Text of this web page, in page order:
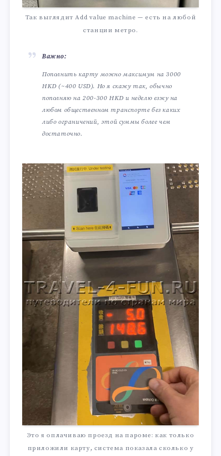
Так выглядит Add value machine — есть на любой
станции метро.
Важно:
Пополнить карту можно максимум на 3000
HKD (~400 USD). Но я скажу так, обычно
пополняю на 200-300 HKD и неделю езжу на
любом общественном транспорте без каких
либо ограничений, этой суммы более чем
достаточно.
Это я оплачиваю проезд на пароме: как только
приложили карту, система показала сколько у